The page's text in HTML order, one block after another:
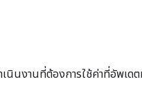
นินงานที่ต้องการใช้ค่าที่อัพเดต